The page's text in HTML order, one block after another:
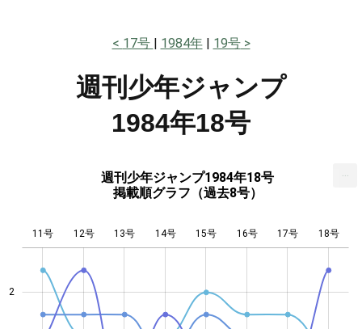
17号 1984年 19号
週刊少年ジャンプ
1984年18号
週刊少年ジャンプ1984年18号
掲載順グラフ（過去8号）
2
11号 12号 13号 14号 15号 16号 17号 18号